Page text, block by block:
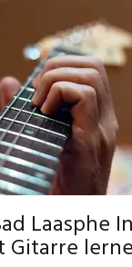
Laasphe
Gitarre